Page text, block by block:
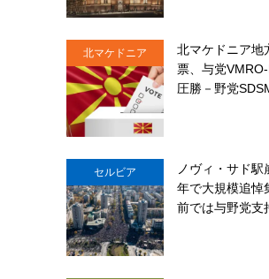
北マケドニア
北マケドニア地
票、与党
圧勝－野党
セルビア
ノヴィ・サド駅
年で大規模追悼
前では与野党支